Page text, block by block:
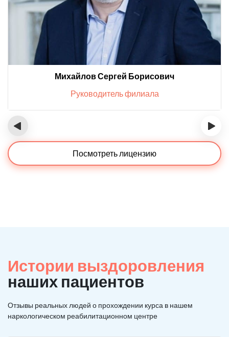
Михайлов Сергей Борисович
Руководитель филиала
‹ ›
Посмотреть лицензию
Истории выздоровления
наших пациентов
Отзывы реальных людей о прохождении курса в нашем
наркологическом реабилитационном центре